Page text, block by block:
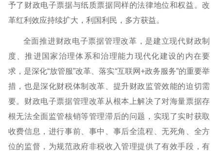
予了财政电子票据与纸质票据同样的法律地位和权益。改
革红利效应持续扩大，利国利民，多方获益。
全面推进财政电子票据管理改革，是建立现代财政制
度、推进国家治理体系和治理能力现代化建设的内在要
求，是深化“放管服”改革、落实“互联网+政务服务”的重要举
措，也是深化财税体制改革、提升财政监管效能的迫切需
要。财政电子票据管理改革从根本上解决了对海量票据存
根无法全面监管核销等管理滞后的问题，实现了实时获取
收费信息，进行事前、事中、事后全流程、无死角、全方
位的监督，为规范政府非税收入管理提供了有效手段，有